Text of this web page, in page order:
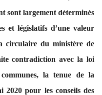
sont largement déterminés
et législatifs d’une valeur
circulaire du ministère de
contradiction avec la loi
la tenue de la
2020 pour les conseils des